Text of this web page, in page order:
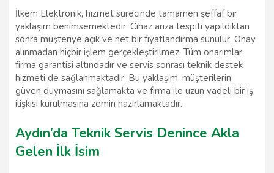
İlkem Elektronik, hizmet sürecinde tamamen şeffaf bir
yaklaşım benimsemektedir. Cihaz arıza tespiti yapıldıktan
sonra müşteriye açık ve net bir fiyatlandırma sunulur. Onay
alınmadan hiçbir işlem gerçekleştirilmez. Tüm onarımlar
firma garantisi altındadır ve servis sonrası teknik destek
hizmeti de sağlanmaktadır. Bu yaklaşım, müşterilerin
güven duymasını sağlamakta ve firma ile uzun vadeli bir iş
ilişkisi kurulmasına zemin hazırlamaktadır.
Aydın’da Teknik Servis Denince Akla
Gelen İlk İsim